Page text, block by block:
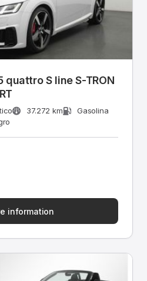
quattro S line S-TRON
37.272 km
Gasolina
information